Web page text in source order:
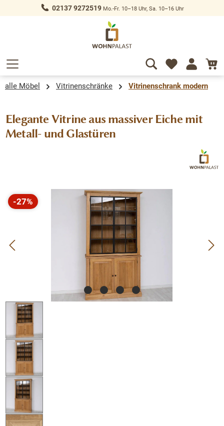
springen 02137 9272519Mo.-Fr. 10–18 Uhr, Sa. 10–16 Uhr
alle Möbel Vitrinenschränke Vitrinenschrank modern
Elegante Vitrine aus massiver Eiche mit
Metall- und Glastüren
Bildergalerie überspringen
-27%
Rabatt